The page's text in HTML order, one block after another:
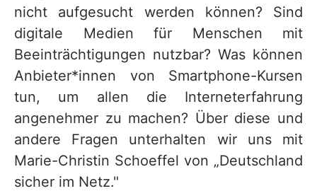
nicht aufgesucht werden können? Sind
digitale Medien für Menschen mit
Beeinträchtigungen nutzbar? Was können
Anbieter*innen von Smartphone-Kursen
tun, um allen die Interneterfahrung
angenehmer zu machen? Über diese und
andere Fragen unterhalten wir uns mit
Marie-Christin Schoeffel von „Deutschland
sicher im Netz."